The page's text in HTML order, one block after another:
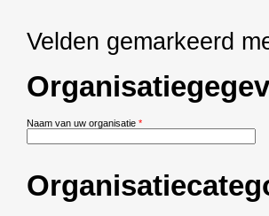
Velden gemarkeerd
Naam van uw organisatie *